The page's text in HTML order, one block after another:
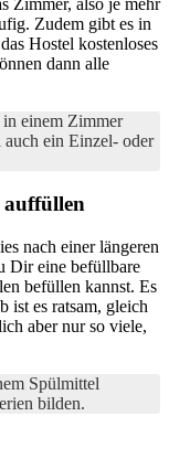
Zimmer, also je mehr
Zudem gibt es in
Hostel kostenloses
dann alle
einem Zimmer
ein Einzel- oder
auffüllen
nach einer längeren
Dir eine befüllbare
befüllen kannst. Es
ist es ratsam, gleich
aber nur so viele,
Spülmittel
bilden.